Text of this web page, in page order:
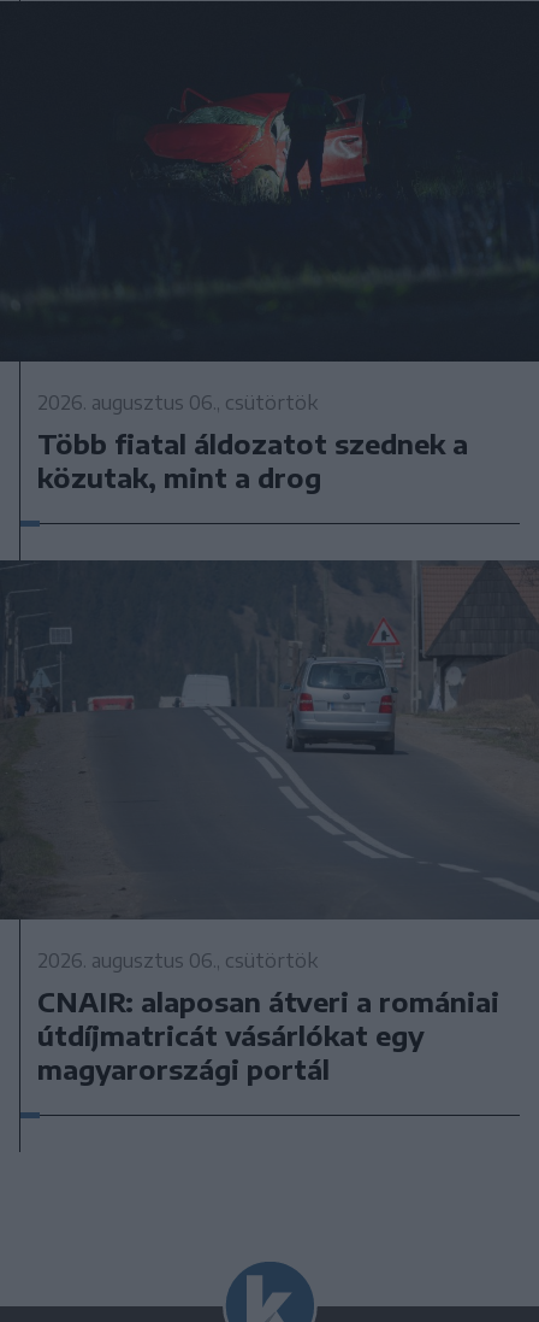
2026. augusztus 06., csütörtök
Több fiatal áldozatot szednek a
közutak, mint a drog
2026. augusztus 06., csütörtök
CNAIR: alaposan átveri a romániai
útdíjmatricát vásárlókat egy
magyarországi portál